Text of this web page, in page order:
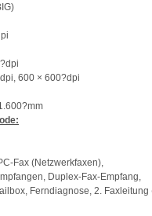
600 × 600?dpi
Fax (Netzwerkfaxen),
Duplex-Fax-Empfang,
Ferndiagnose, 2. Faxleitung